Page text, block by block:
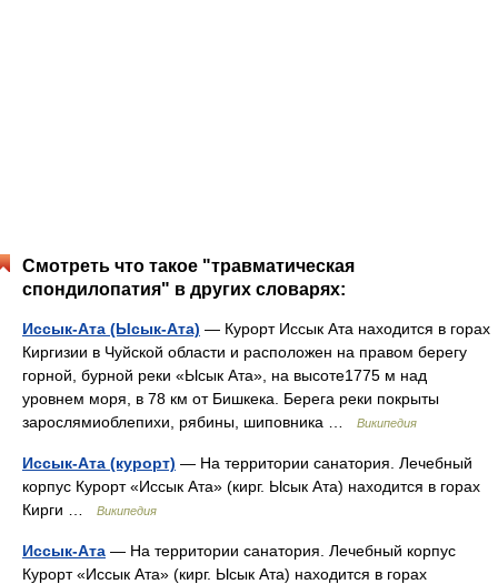
Смотреть что такое "травматическая
спондилопатия" в других словарях:
Иссык-Ата (Ысык-Ата) — Курорт Иссык Ата находится в горах
Киргизии в Чуйской области и расположен на правом берегу
горной, бурной реки «Ысык Ата», на высоте1775 м над
уровнем моря, в 78 км от Бишкека. Берега реки покрыты
зарослямиоблепихи, рябины, шиповника …
Википедия
Иссык-Ата (курорт) — На территории санатория. Лечебный
корпус Курорт «Иссык Ата» (кирг. Ысык Ата) находится в горах
Кирги …
Википедия
Иссык-Ата — На территории санатория. Лечебный корпус
Курорт «Иссык Ата» (кирг. Ысык Ата) находится в горах